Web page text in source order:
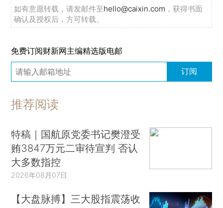
如有意愿转载，请发邮件至hello@caixin.com ，获得书面
确认及授权后，方可转载。
免费订阅财新网主编精选版电邮
订阅
推荐阅读
特稿｜国航原党委书记樊澄受
贿3847万元二审待宣判 否认
大多数指控
2026年08月07日
【大盘脉搏】三大股指震荡收